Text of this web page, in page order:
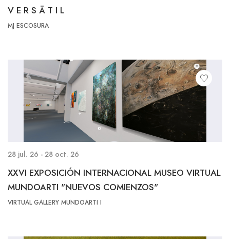
V E R S Ā T I L
MJ ESCOSURA
28 jul. 26 - 28 oct. 26
XXVI EXPOSICIÓN INTERNACIONAL MUSEO VIRTUAL
MUNDOARTI "NUEVOS COMIENZOS"
VIRTUAL GALLERY MUNDOARTI I